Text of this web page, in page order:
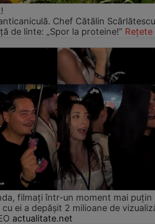
Chef Cătălin
de linte: „Spor la proteine!” Rețete
filmați într-un moment mai puțin
ei a depășit 2 milioane de
actualitate.net